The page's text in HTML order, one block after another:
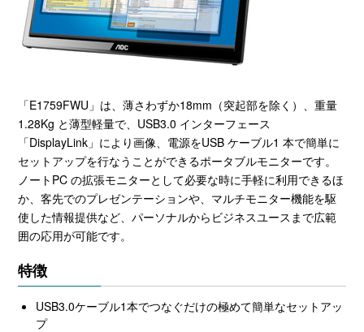
「E1759FWU」は、薄さわずか18mm（突起部を除く）、重量
1.28Kg と薄型軽量で、USB3.0 インターフェース
「DisplayLink」により画像、電源をUSB ケーブル1 本で簡単に
セットアップを行なうことができるポータブルモニターです。
ノートPC の拡張モニターとして必要な時に手軽に利用できるほ
か、客先でのプレゼンテーションや、マルチモニター機能を駆
使した情報提供など、パーソナルからビジネスユースまで広範
囲の応用が可能です。
特徴
USB3.0ケーブル1本でつなぐだけの極めて簡単なセットアッ
プ